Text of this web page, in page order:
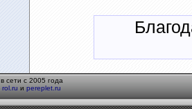
в сети с 2005 года
rol.ru и pereplet.ru